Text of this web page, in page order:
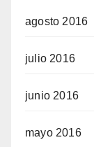
agosto 2016
julio 2016
junio 2016
mayo 2016